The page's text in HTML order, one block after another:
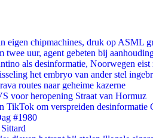
eigen chipmachines, druk op ASML
uur, agent gebeten bij
als desinformatie, Noorwegen eist
het embryo van ander stel
routes naar geheime kazerne
voor heropening Straat van Hormuz
TikTok om verspreiden desinformatie
#1980